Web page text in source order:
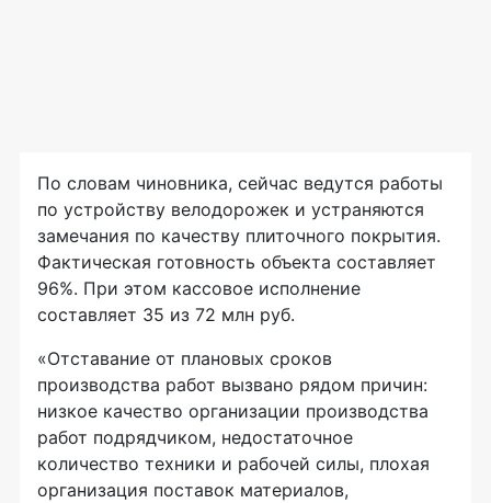
По словам чиновника, сейчас ведутся работы
по устройству велодорожек и устраняются
замечания по качеству плиточного покрытия.
Фактическая готовность объекта составляет
96%. При этом кассовое исполнение
составляет 35 из 72 млн руб.
«Отставание от плановых сроков
производства работ вызвано рядом причин:
низкое качество организации производства
работ подрядчиком, недостаточное
количество техники и рабочей силы, плохая
организация поставок материалов,